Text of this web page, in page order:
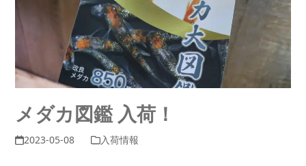
メダカ図鑑 入荷！
2023-05-08 入荷情報